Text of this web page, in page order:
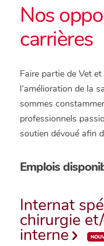
Nos
carrières
Faire partie de Vet et
l’amélioration de la
sommes
professionnels
soutien dévoué afin
Emplois
Internat
chirurgie
interne